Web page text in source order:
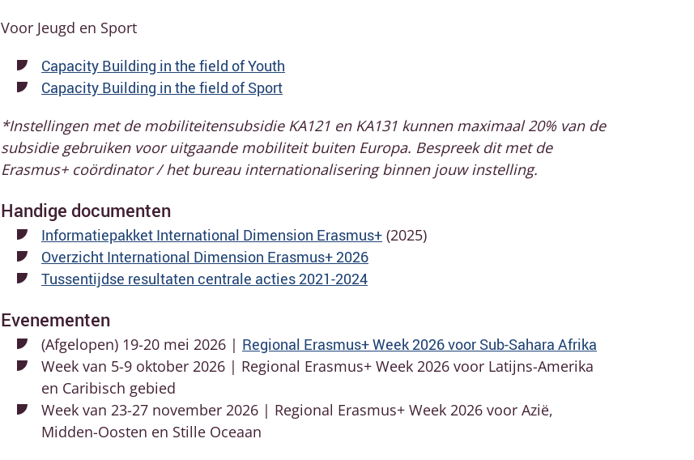
Voor Jeugd en Sport
Capacity Building in the field of Youth
Capacity Building in the field of Sport
*Instellingen met de mobiliteitensubsidie KA121 en KA131 kunnen maximaal 20% van de
subsidie gebruiken voor uitgaande mobiliteit buiten Europa. Bespreek dit met de
Erasmus+ coördinator / het bureau internationalisering binnen jouw instelling.
Handige documenten
Informatiepakket International Dimension Erasmus+ (2025)
Overzicht International Dimension Erasmus+ 2026
Tussentijdse resultaten centrale acties 2021-2024
Evenementen
(Afgelopen) 19-20 mei 2026 | Regional Erasmus+ Week 2026 voor Sub-Sahara Afrika
Week van 5-9 oktober 2026 | Regional Erasmus+ Week 2026 voor Latijns-Amerika
en Caribisch gebied
Week van 23-27 november 2026 | Regional Erasmus+ Week 2026 voor Azië,
Midden-Oosten en Stille Oceaan